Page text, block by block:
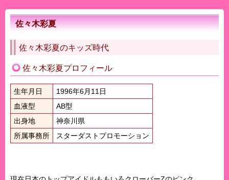
佐々木彩夏
佐々木彩夏のキッズ時代
佐々木彩夏プロフィール
生年月日
1996年6月11日
血液型
AB型
出身地
神奈川県
所属事務所
スターダストプロモーション